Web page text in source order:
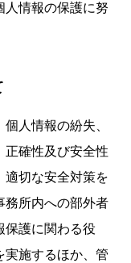
人情報の保護に努
人情報の紛失、
正確性及び安全性
適切な安全対策を
務所内への部外者
保護に関わる役
実施するほか、管